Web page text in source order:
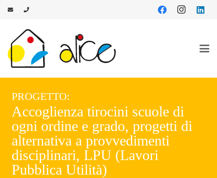
PROGETTO:
Accoglienza tirocini scuole di
ogni ordine e grado, progetti di
alternativa a provvedimenti
disciplinari, LPU (Lavori
Pubblica Utilità)